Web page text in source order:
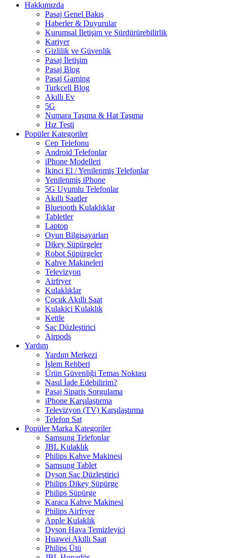
Hakkımızda
Pasaj Genel Bakış
Haberler & Duyurular
Kurumsal İletişim ve Sürdürürebilirlik
Kariyer
Gizlilik ve Güvenlik
Pasaj İletişim
Pasaj Blog
Pasaj Gaming
Turkcell Blog
Akıllı Ev
5G
Numara Taşıma & Hat Taşıma
Hız Testi
Popüler Kategoriler
Cep Telefonu
Android Telefonlar
iPhone Modelleri
İkinci El / Yenilenmiş Telefonlar
Yenilenmiş iPhone
5G Uyumlu Telefonlar
Akıllı Saatler
Bluetooth Kulaklıklar
Tabletler
Laptop
Oyun Bilgisayarları
Dikey Süpürgeler
Robot Süpürgeler
Kahve Makineleri
Televizyon
Airfryer
Kulaklıklar
Çocuk Akıllı Saat
Kulakiçi Kulaklık
Kettle
Saç Düzleştirici
Airpods
Yardım
Yardım Merkezi
İşlem Rehberi
Ürün Güvenliği Temas Noktası
Nasıl İade Edebilirim?
Pasaj Sipariş Sorgulama
iPhone Karşılaştırma
Televizyon (TV) Karşılaştırma
Telefon Sat
Popüler Marka Kategoriler
Samsung Telefonlar
JBL Kulaklık
Philips Kahve Makinesi
Samsung Tablet
Dyson Saç Düzleştirici
Philips Dikey Süpürge
Philips Süpürge
Karaca Kahve Makinesi
Philips Airfryer
Apple Kulaklık
Dyson Hava Temizleyici
Huawei Akıllı Saat
Philips Ütü